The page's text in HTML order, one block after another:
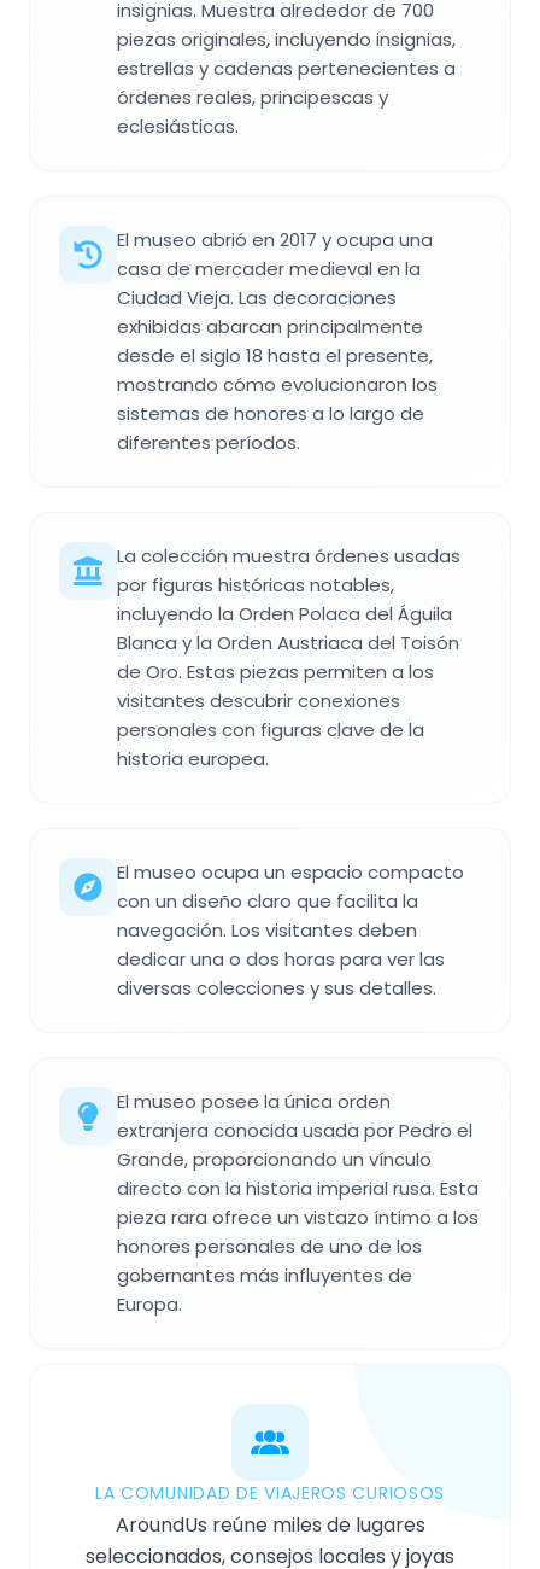
insignias. Muestra alrededor de 700
piezas originales, incluyendo insignias,
estrellas y cadenas pertenecientes a
órdenes reales, principescas y
eclesiásticas.
El museo abrió en 2017 y ocupa una
casa de mercader medieval en la
Ciudad Vieja. Las decoraciones
exhibidas abarcan principalmente
desde el siglo 18 hasta el presente,
mostrando cómo evolucionaron los
sistemas de honores a lo largo de
diferentes períodos.
La colección muestra órdenes usadas
por figuras históricas notables,
incluyendo la Orden Polaca del Águila
Blanca y la Orden Austriaca del Toisón
de Oro. Estas piezas permiten a los
visitantes descubrir conexiones
personales con figuras clave de la
historia europea.
El museo ocupa un espacio compacto
con un diseño claro que facilita la
navegación. Los visitantes deben
dedicar una o dos horas para ver las
diversas colecciones y sus detalles.
El museo posee la única orden
extranjera conocida usada por Pedro el
Grande, proporcionando un vínculo
directo con la historia imperial rusa. Esta
pieza rara ofrece un vistazo íntimo a los
honores personales de uno de los
gobernantes más influyentes de
Europa.
LA COMUNIDAD DE VIAJEROS CURIOSOS
AroundUs reúne miles de lugares
seleccionados, consejos locales y joyas